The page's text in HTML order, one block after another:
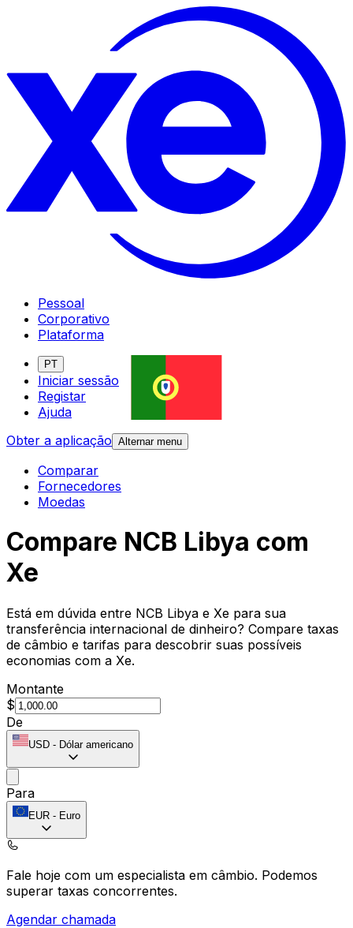
Pessoal
Corporativo
Plataforma
PT
Iniciar sessão
Registar
Ajuda
Obter a aplicação Alternar menu
Comparar
Fornecedores
Moedas
Compare NCB Libya com
Xe
Está em dúvida entre NCB Libya e Xe para sua
transferência internacional de dinheiro? Compare taxas
de câmbio e tarifas para descobrir suas possíveis
economias com a Xe.
Montante
$
De
USD - Dólar americano
Para
EUR - Euro
Fale hoje com um especialista em câmbio. Podemos
superar taxas concorrentes.
Agendar chamada